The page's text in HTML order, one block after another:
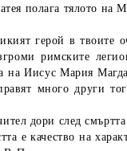
полага тялото на
герой в твоите
римските
на Иисус Мария
много други
дори след
е качество на